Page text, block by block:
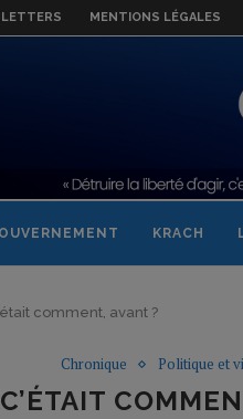
MENTIONS LÉGALES
KRACH
comment, avant ?
Chronique Politique et
C’ÉTAIT